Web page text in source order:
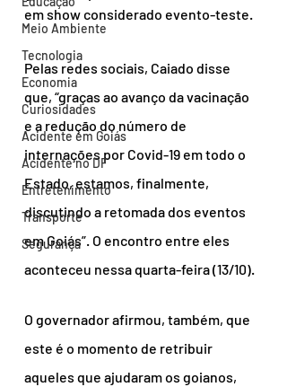
Meio Ambiente
Tecnologia
Economia
Curiosidades
Acidente em Goiás
Acidente no DF
Entretenimento
Transporte
Segurança
em show considerado evento-teste.
Pelas redes sociais, Caiado disse
que, “graças ao avanço da vacinação
e a redução do número de
internações por Covid-19 em todo o
Estado, estamos, finalmente,
discutindo a retomada dos eventos
em Goiás”. O encontro entre eles
aconteceu nessa quarta-feira (13/10).
O governador afirmou, também, que
este é o momento de retribuir
aqueles que ajudaram os goianos,